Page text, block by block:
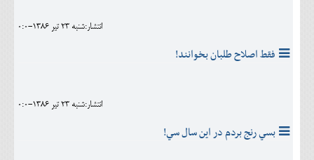
انتشار:شنبه 23 تير 1386-0:0
فقط اصلاح طلبان بخوانند!
انتشار:شنبه 23 تير 1386-0:0
بسي رنج بردم در اين سال سي!